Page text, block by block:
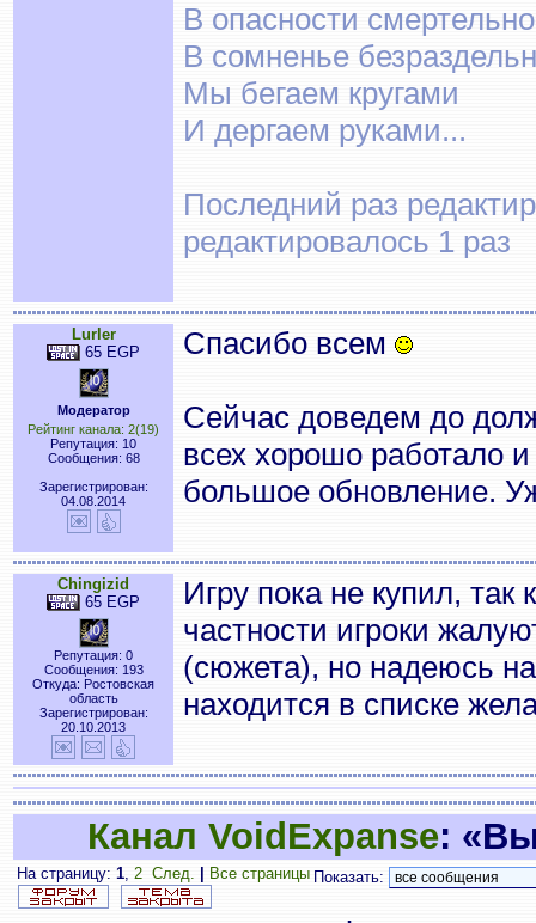
В опасности
В сомненье
Мы бегаем кругами
И дергаем руками...
Последний раз
редактировалось 1 раз
Lurler
65 EGP
Модератор
Рейтинг канала: 2(19)
Репутация: 10
Сообщения: 68
Зарегистрирован:
04.08.2014
Спасибо всем
Сейчас доведем до
всех хорошо работало
большое обновление.
Chingizid
65 EGP
Репутация: 0
Сообщения: 193
Откуда: Ростовская
область
Зарегистрирован:
20.10.2013
Игру пока не купил,
частности игроки
(сюжета), но надеюсь
находится в списке
Канал VoidExpanse: «Вы
На страницу: 1, 2 След. Все страницы Показать: